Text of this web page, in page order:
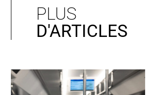
PLUS
D'ARTICLES